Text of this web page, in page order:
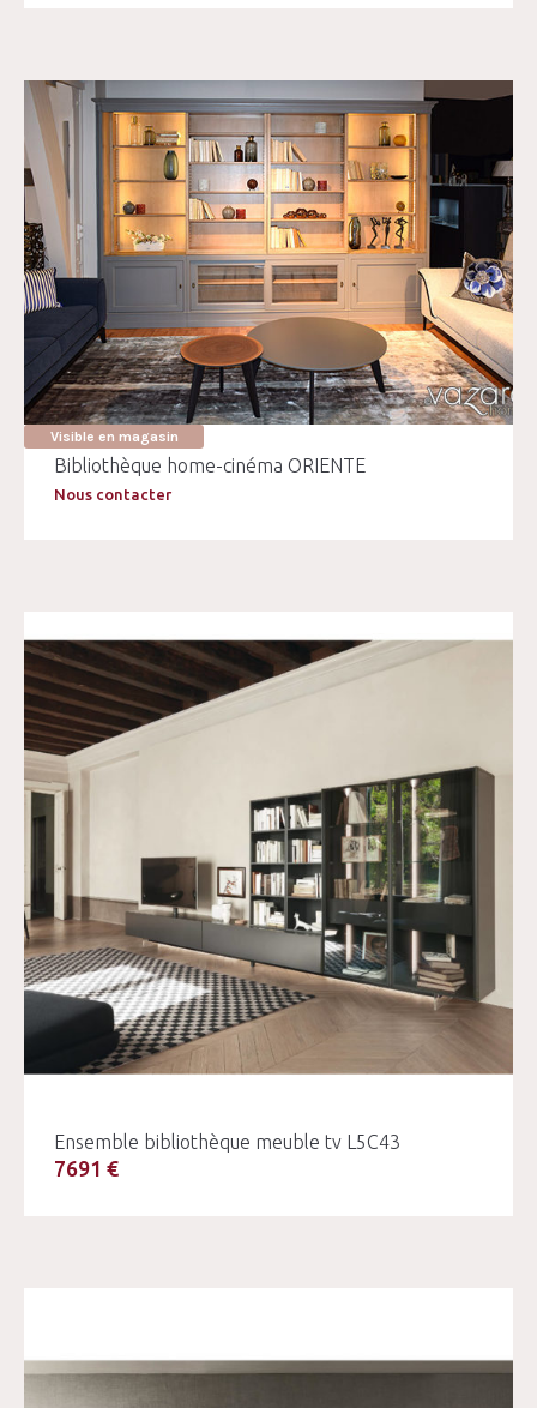
Visible en magasin
Bibliothèque home-cinéma ORIENTE
Nous contacter
Ensemble bibliothèque meuble tv L5C43
7691 €